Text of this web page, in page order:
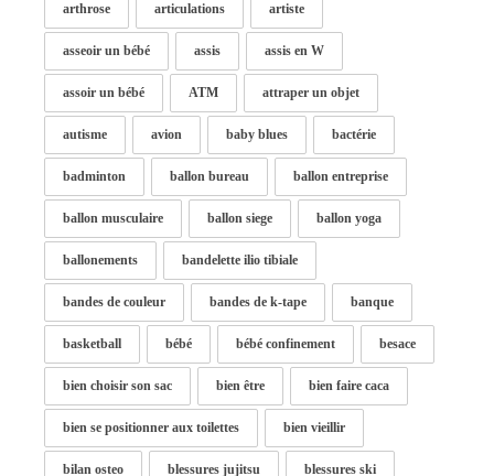
arthrose articulations artiste
asseoir un bébé assis assis en W
assoir un bébé ATM attraper un objet
autisme avion baby blues bactérie
badminton ballon bureau ballon entreprise
ballon musculaire ballon siege ballon yoga
ballonements bandelette ilio tibiale
bandes de couleur bandes de k-tape banque
basketball bébé bébé confinement besace
bien choisir son sac bien être bien faire caca
bien se positionner aux toilettes bien vieillir
bilan osteo blessures jujitsu blessures ski